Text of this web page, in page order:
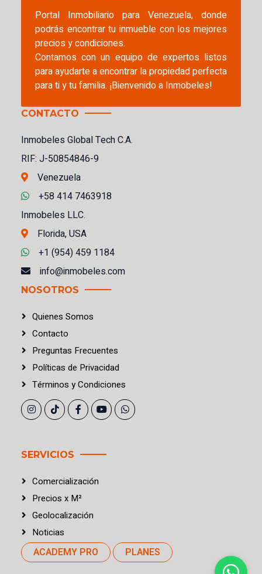
Portal Inmobiliario para Venezuela, donde
podrás encontrar tu inmueble con los mejores
precios y condiciones.
Contamos con un equipo de expertos listos
para ayudarte a encontrar la propiedad perfecta
para ti y tu familia. ¡Bienvenido a Inmobeles!
CONTACTO
Inmobeles Global Tech C.A.
RIF: J-50854846-9
Venezuela
+58 414 7463918
Inmobeles LLC.
Florida, USA
+1 (954) 459 1184
info@inmobeles.com
NOSOTROS
Quienes Somos
Contacto
Preguntas Frecuentes
Políticas de Privacidad
Términos yCondiciones
SERVICIOS
Comercialización
Precios x M²
Geolocalización
Noticias
ACADEMY PRO PLANES